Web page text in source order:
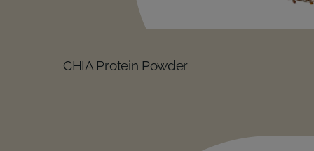
CHIA Protein Powder